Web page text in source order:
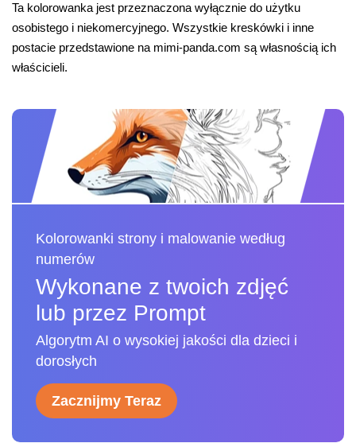
Ta kolorowanka jest przeznaczona wyłącznie do użytku
osobistego i niekomercyjnego. Wszystkie kreskówki i inne
postacie przedstawione na mimi-panda.com są własnością ich
właścicieli.
Kolorowanki strony i malowanie według
numerów
Wykonane z twoich zdjęć
lub przez Prompt
Algorytm AI o wysokiej jakości dla dzieci i
dorosłych
Zacznijmy Teraz